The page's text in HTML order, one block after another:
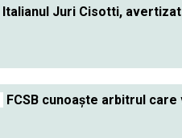
Italianul Juri Cisotti,
FCSB cunoaște arbitrul care